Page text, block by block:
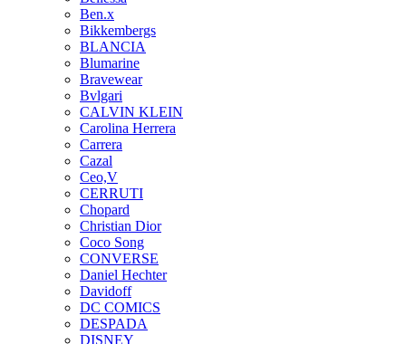
Ben.x
Bikkembergs
BLANCIA
Blumarine
Bravewear
Bvlgari
CALVIN KLEIN
Carolina Herrera
Carrera
Cazal
Ceo,V
CERRUTI
Chopard
Christian Dior
Coco Song
CONVERSE
Daniel Hechter
Davidoff
DC COMICS
DESPADA
DISNEY